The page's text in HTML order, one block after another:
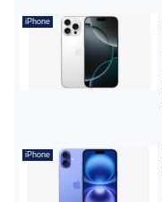
iPhone
iPhone